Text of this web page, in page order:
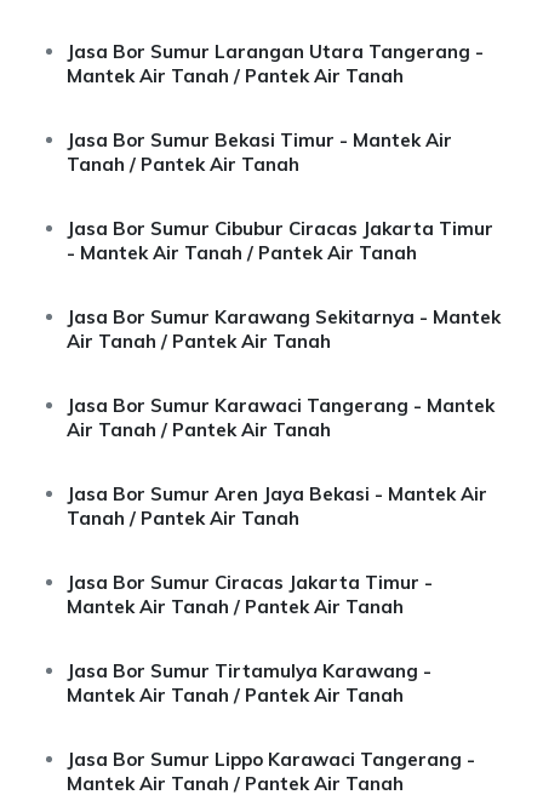
Jasa Bor Sumur Larangan Utara Tangerang -
Mantek Air Tanah / Pantek Air Tanah
Jasa Bor Sumur Bekasi Timur - Mantek Air
Tanah / Pantek Air Tanah
Jasa Bor Sumur Cibubur Ciracas Jakarta Timur
- Mantek Air Tanah / Pantek Air Tanah
Jasa Bor Sumur Karawang Sekitarnya - Mantek
Air Tanah / Pantek Air Tanah
Jasa Bor Sumur Karawaci Tangerang - Mantek
Air Tanah / Pantek Air Tanah
Jasa Bor Sumur Aren Jaya Bekasi - Mantek Air
Tanah / Pantek Air Tanah
Jasa Bor Sumur Ciracas Jakarta Timur -
Mantek Air Tanah / Pantek Air Tanah
Jasa Bor Sumur Tirtamulya Karawang -
Mantek Air Tanah / Pantek Air Tanah
Jasa Bor Sumur Lippo Karawaci Tangerang -
Mantek Air Tanah / Pantek Air Tanah